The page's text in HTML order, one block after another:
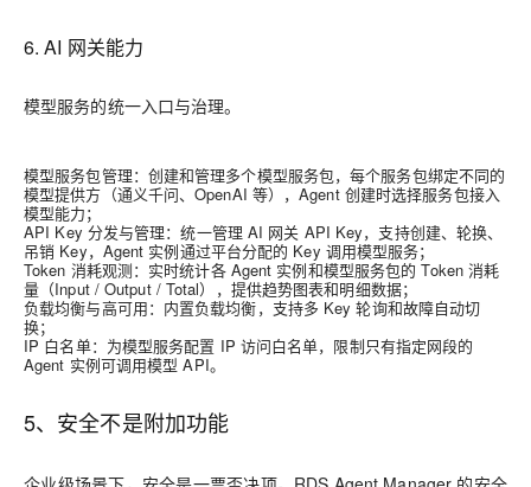
6. AI 网关能力
模型服务的统一入口与治理。
模型服务包管理：创建和管理多个模型服务包，每个服务包绑定不同的
模型提供方（通义千问、OpenAI 等），Agent 创建时选择服务包接入
模型能力；
API Key 分发与管理：统一管理 AI 网关 API Key，支持创建、轮换、
吊销 Key，Agent 实例通过平台分配的 Key 调用模型服务；
Token 消耗观测：实时统计各 Agent 实例和模型服务包的 Token 消耗
量（Input / Output / Total），提供趋势图表和明细数据；
负载均衡与高可用：内置负载均衡，支持多 Key 轮询和故障自动切
换；
IP 白名单：为模型服务配置 IP 访问白名单，限制只有指定网段的
Agent 实例可调用模型 API。
5、安全不是附加功能